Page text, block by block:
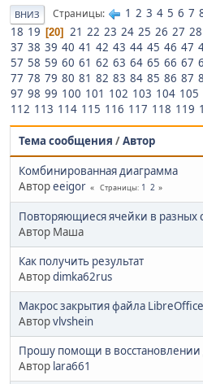
ВНИЗ Страницы 1 2 3 4 5 6 7
18 19 20 21 22 23 24 25 26 27 28
37 38 39 40 41 42 43 44 45 46 47
57 58 59 60 61 62 63 64 65 66 67
77 78 79 80 81 82 83 84 85 86 87
97 98 99 100 101 102 103 104 105
112 113 114 115 116 117 118 119
Тема сообщения /Автор
Комбинированная диаграмма
Авторeeigor Страницы 1 2
Повторяющиеся ячейки в разных
Автор Маша
Как получить результат
Авторdimka62rus
Макрос закрытия файла
Авторvlvshein
Прошу помощи в восстановлении
Автор lara661